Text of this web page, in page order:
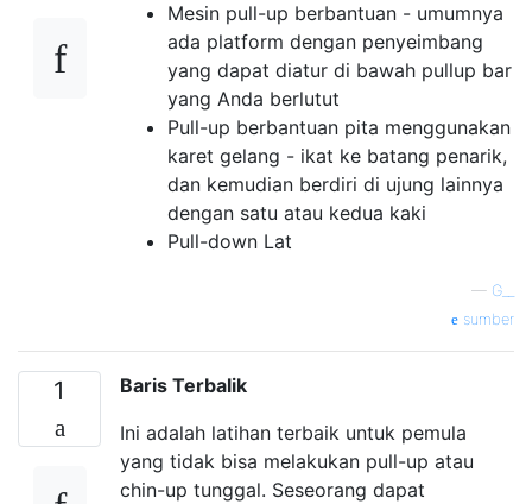
Mesin pull-up berbantuan - umumnya
ada platform dengan penyeimbang
yang dapat diatur di bawah pullup bar
yang Anda berlutut
Pull-up berbantuan pita menggunakan
karet gelang - ikat ke batang penarik,
dan kemudian berdiri di ujung lainnya
dengan satu atau kedua kaki
Pull-down Lat
— G__
sumber
1
Baris Terbalik
Ini adalah latihan terbaik untuk pemula
yang tidak bisa melakukan pull-up atau
chin-up tunggal. Seseorang dapat